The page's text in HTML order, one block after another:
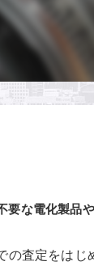
要な電化製品
査定をは